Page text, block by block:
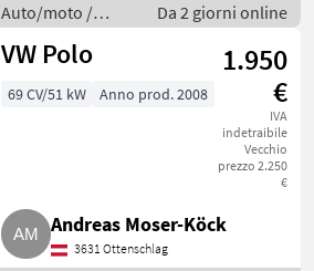
Auto/moto /
Berline
Da 2 giorni online
VW Polo
1.950
€
IVA
indetraibile
Vecchio
prezzo 2.250
€
69 CV/51 kW Anno prod. 2008
Andreas Moser-Köck
3631 Ottenschlag